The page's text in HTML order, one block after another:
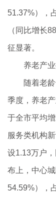
51.37%），
（同比增长
征显著。
养老产
随着老
季度，养老
于全市平均
服务类机构
设1.13万户
布上，中心
54.59%），